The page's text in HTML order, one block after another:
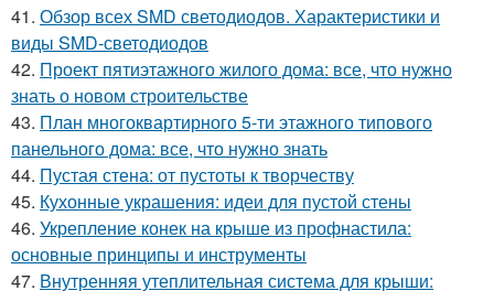
41. Обзор всех SMD светодиодов. Характеристики и
виды SMD-светодиодов
42. Проект пятиэтажного жилого дома: все, что нужно
знать о новом строительстве
43. План многоквартирного 5-ти этажного типового
панельного дома: все, что нужно знать
44. Пустая стена: от пустоты к творчеству
45. Кухонные украшения: идеи для пустой стены
46. Укрепление конек на крыше из профнастила:
основные принципы и инструменты
47. Внутренняя утеплительная система для крыши: